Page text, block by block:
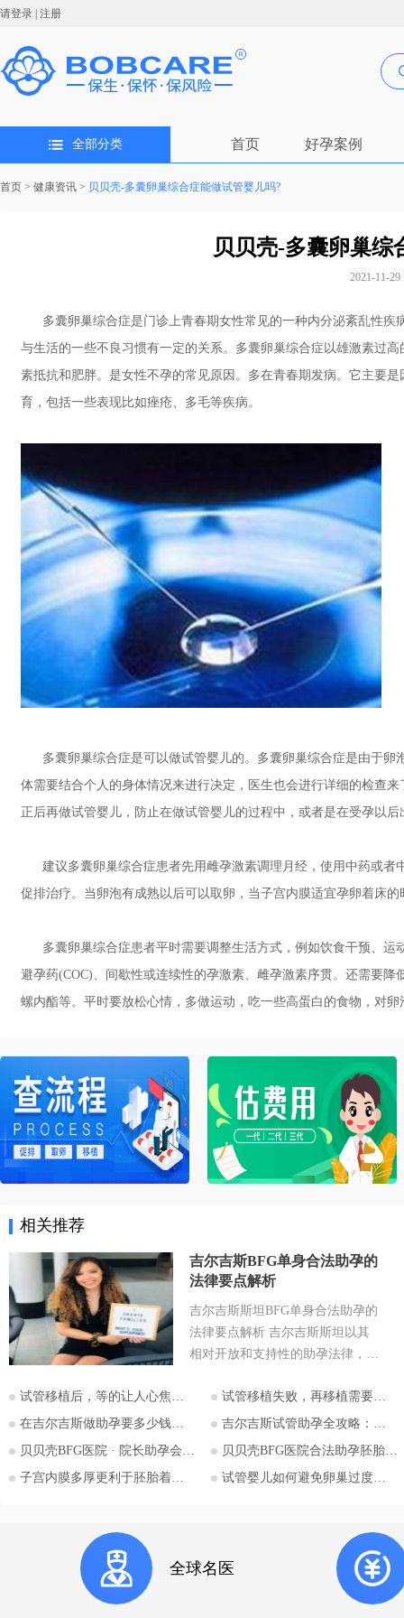
请登录 | 注册
全部分类 首页 好孕案例
首页 > 健康资讯 > 贝贝壳-多囊卵巢综合症能做试管婴儿吗?
贝贝壳-多囊卵巢综
2021-11-29
多囊卵巢综合症是门诊上青春期女性常见的一种内分泌紊乱性疾
与生活的一些不良习惯有一定的关系。多囊卵巢综合症以雄激素过
素抵抗和肥胖。是女性不孕的常见原因。多在青春期发病。它主要
育，包括一些表现比如痤疮、多毛等疾病。
多囊卵巢综合症是可以做试管婴儿的。多囊卵巢综合症是由于卵
体需要结合个人的身体情况来进行决定，医生也会进行详细的检查
正后再做试管婴儿，防止在做试管婴儿的过程中，或者是在受孕以后
建议多囊卵巢综合症患者先用雌孕激素调理月经，使用中药或者
促排治疗。当卵泡有成熟以后可以取卵，当子宫内膜适宜孕卵着床
多囊卵巢综合症患者平时需要调整生活方式，例如饮食干预、运
避孕药(COC)、间歇性或连续性的孕激素、雌孕激素序贯。还需要
螺内酯等。平时要放松心情，多做运动，吃一些高蛋白的食物，对
相关推荐
吉尔吉斯BFG单身合法助孕的
法律要点解析
吉尔吉斯斯坦BFG单身合法助孕的
法律要点解析 吉尔吉斯斯坦以其
相对开放和支持性的助孕法律，成
地。特别是对于希望通过助孕实现
为人父母梦想的单身人士，吉尔吉
斯斯坦的法律框架值得深入探讨。
法律的核心要点，并特别关注单身
拉套大学附属BFG生殖妇产医院的
咨询信息。 核心要点一：吉尔吉
斯斯坦助孕法律概述 吉尔吉斯斯
试管移植后，等的让人心焦的胎心和胎芽，何时会出现？
试管移植失败，再移植需要注意哪些？
在吉尔吉斯做助孕要多少钱？2026比什凯克费用全公开，拒绝隐形消费
吉尔吉斯试管助孕全攻略：为什么越来越多的中国家庭选择比什凯克？
贝贝壳BFG医院 · 院长助孕会（济南站）
贝贝壳BFG医院合法助孕胚胎移植流程详解
子宫内膜多厚更利于胚胎着床？
试管婴儿如何避免卵巢过度刺激综合征
全球名医